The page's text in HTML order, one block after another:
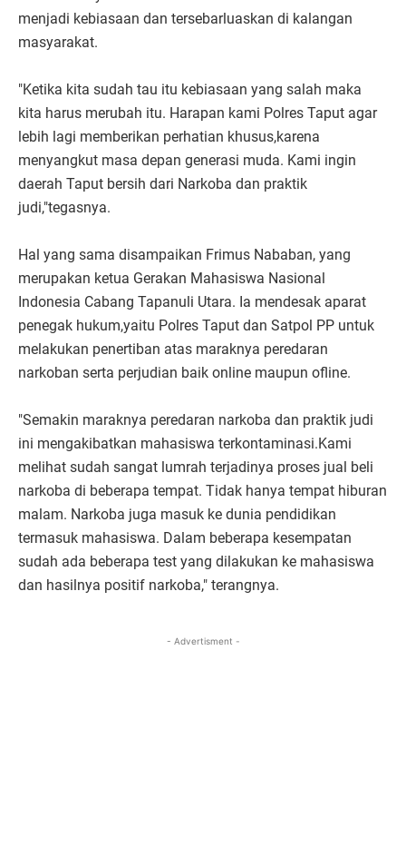
menjadi kebiasaan dan tersebarluaskan di kalangan
masyarakat.
"Ketika kita sudah tau itu kebiasaan yang salah maka
kita harus merubah itu. Harapan kami Polres Taput agar
lebih lagi memberikan perhatian khusus,karena
menyangkut masa depan generasi muda. Kami ingin
daerah Taput bersih dari Narkoba dan praktik
judi,"tegasnya.
Hal yang sama disampaikan Frimus Nababan, yang
merupakan ketua Gerakan Mahasiswa Nasional
Indonesia Cabang Tapanuli Utara. Ia mendesak aparat
penegak hukum,yaitu Polres Taput dan Satpol PP untuk
melakukan penertiban atas maraknya peredaran
narkoban serta perjudian baik online maupun ofline.
"Semakin maraknya peredaran narkoba dan praktik judi
ini mengakibatkan mahasiswa terkontaminasi.Kami
melihat sudah sangat lumrah terjadinya proses jual beli
narkoba di beberapa tempat. Tidak hanya tempat hiburan
malam. Narkoba juga masuk ke dunia pendidikan
termasuk mahasiswa. Dalam beberapa kesempatan
sudah ada beberapa test yang dilakukan ke mahasiswa
dan hasilnya positif narkoba," terangnya.
- Advertisment -